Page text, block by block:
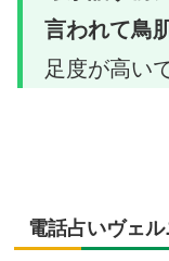
言われて鳥
足度が高い
電話占いヴェ